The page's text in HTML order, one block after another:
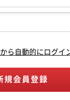
ら自動的にログイ
規会員登録